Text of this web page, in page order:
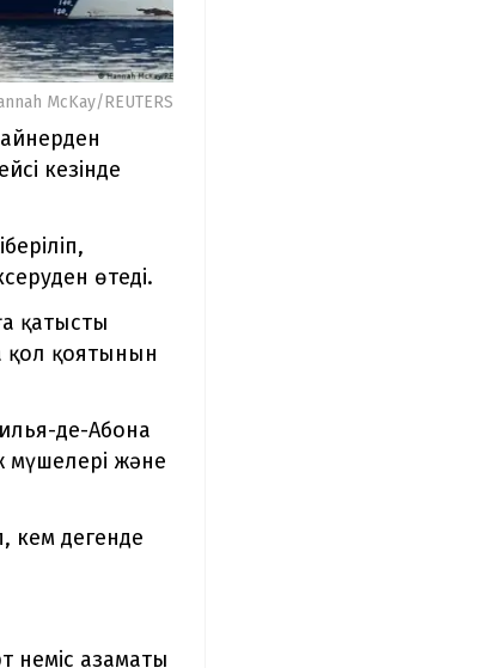
McKay/REUTERS
кезінде
өтеді.
қатысты
қол қоятынын
де-Абона
мүшелері және
кем дегенде
неміс азаматы